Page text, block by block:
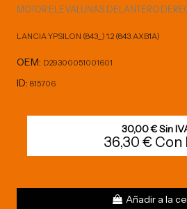
MOTOR ELEVALUNAS DELANTERO
LANCIA YPSILON (843_) 1.2 (843.AXB1A)
OEM: D29300051001601
ID: 815706
30,00 € Sin
36,30 € Con
Añadir a la